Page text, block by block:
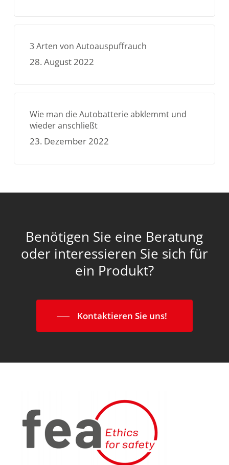
3 Arten von Autoauspuffrauch
28. August 2022
Wie man die Autobatterie abklemmt und
wieder anschließt
23. Dezember 2022
Benötigen Sie eine Beratung
oder interessieren Sie sich für
ein Produkt?
Kontaktieren Sie uns!